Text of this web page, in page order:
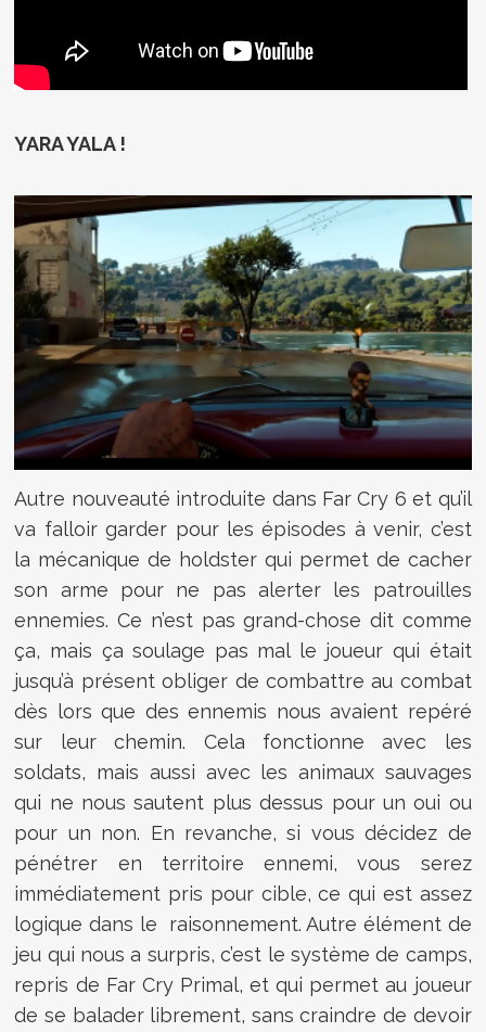
YARA YALA !
Autre nouveauté introduite dans Far Cry 6 et qu’il
va falloir garder pour les épisodes à venir, c’est
la mécanique de holdster qui permet de cacher
son arme pour ne pas alerter les patrouilles
ennemies. Ce n’est pas grand-chose dit comme
ça, mais ça soulage pas mal le joueur qui était
jusqu’à présent obliger de combattre au combat
dès lors que des ennemis nous avaient repéré
sur leur chemin. Cela fonctionne avec les
soldats, mais aussi avec les animaux sauvages
qui ne nous sautent plus dessus pour un oui ou
pour un non. En revanche, si vous décidez de
pénétrer en territoire ennemi, vous serez
immédiatement pris pour cible, ce qui est assez
logique dans le raisonnement. Autre élément de
jeu qui nous a surpris, c’est le système de camps,
repris de Far Cry Primal, et qui permet au joueur
de se balader librement, sans craindre de devoir